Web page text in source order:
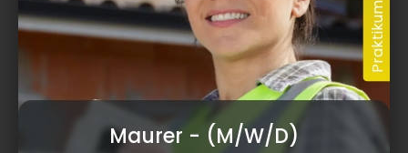
Maurer - (M/W/D)